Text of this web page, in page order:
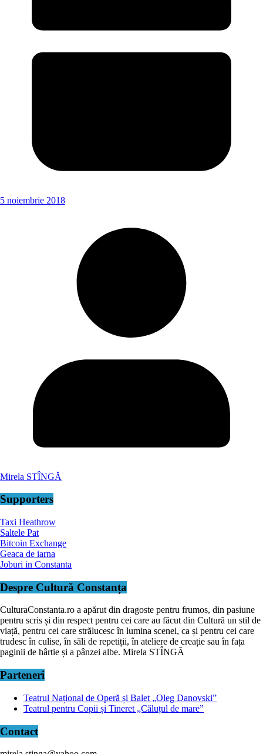
5 noiembrie 2018
Mirela STÎNGĂ
Supporters
Taxi Heathrow
Saltele Pat
Bitcoin Exchange
Geaca de iarna
Joburi in Constanta
Despre Cultură Constanța
CulturaConstanta.ro a apărut din dragoste pentru frumos, din pasiune
pentru scris și din respect pentru cei care au făcut din Cultură un stil de
viață, pentru cei care strălucesc în lumina scenei, ca și pentru cei care
trudesc în culise, în săli de repetiții, în ateliere de creație sau în fața
paginii de hârtie și a pânzei albe. Mirela STÎNGĂ
Parteneri
Teatrul Național de Operă și Balet „Oleg Danovski”
Teatrul pentru Copii și Tineret „Căluțul de mare”
Contact